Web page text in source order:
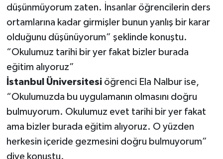
düşünmüyorum zaten. İnsanlar öğrencilerin ders
ortamlarına kadar girmişler bunun yanlış bir karar
olduğunu düşünüyorum” şeklinde konuştu.
“Okulumuz tarihi bir yer fakat bizler burada
eğitim alıyoruz”
İstanbul Üniversitesiöğrenci Ela Nalbur ise,
“Okulumuzda bu uygulamanın olmasını doğru
bulmuyorum. Okulumuz evet tarihi bir yer fakat
ama bizler burada eğitim alıyoruz. O yüzden
herkesin içeride gezmesini doğru bulmuyorum”
diye konuştu.